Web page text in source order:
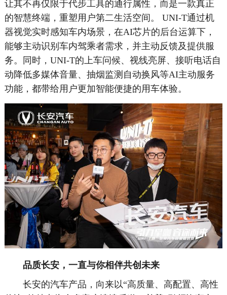
让其不再仅限于代步工具的通行属性，而是一款真正
的智慧终端，重塑用户第二生活空间。 UNI-T通过机
器视觉实时感知车内场景，在AI芯片的后台运算下，
能够主动识别车内驾乘者需求，并主动反馈及提供服
务。同时，UNI-T的上车问候、视线亮屏、接听电话自
动降低多媒体音量、抽烟监测自动换风等AI主动服务
功能，都带给用户更加智能便捷的用车体验。
品质长安，一直与你相伴共创未来
长安的汽车产品，向来以“高质量、高配置、高性